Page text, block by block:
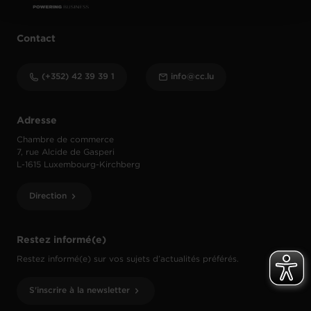
Restez informé(e)
Restez informé(e) sur vos sujets d’actualités préférés.
S'inscrire à la newsletter
Adresse
Chambre de commerce
7, rue Alcide de Gasperi
L-1615 Luxembourg-Kirchberg
Direction
Contact
(+352) 42 39 39 1 info@cc.lu